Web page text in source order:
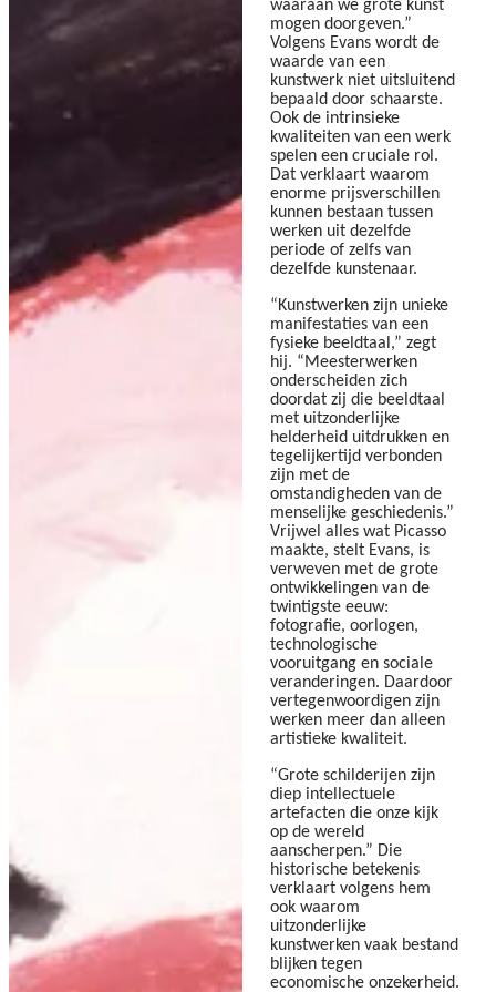
waaraan we grote kunst
mogen doorgeven.”
Volgens Evans wordt de
waarde van een
kunstwerk niet uitsluitend
bepaald door schaarste.
Ook de intrinsieke
kwaliteiten van een werk
spelen een cruciale rol.
Dat verklaart waarom
enorme prijsverschillen
kunnen bestaan tussen
werken uit dezelfde
periode of zelfs van
dezelfde kunstenaar.
“Kunstwerken zijn unieke
manifestaties van een
fysieke beeldtaal,” zegt
hij. “Meesterwerken
onderscheiden zich
doordat zij die beeldtaal
met uitzonderlijke
helderheid uitdrukken en
tegelijkertijd verbonden
zijn met de
omstandigheden van de
menselijke geschiedenis.”
Vrijwel alles wat Picasso
maakte, stelt Evans, is
verweven met de grote
ontwikkelingen van de
twintigste eeuw:
fotografie, oorlogen,
technologische
vooruitgang en sociale
veranderingen. Daardoor
vertegenwoordigen zijn
werken meer dan alleen
artistieke kwaliteit.
“Grote schilderijen zijn
diep intellectuele
artefacten die onze kijk
op de wereld
aanscherpen.” Die
historische betekenis
verklaart volgens hem
ook waarom
uitzonderlijke
kunstwerken vaak bestand
blijken tegen
economische onzekerheid.